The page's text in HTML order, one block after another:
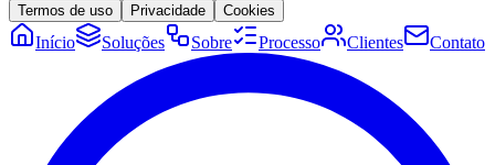
Termos de uso Privacidade Cookies
Início Soluções Sobre Processo Clientes Contato